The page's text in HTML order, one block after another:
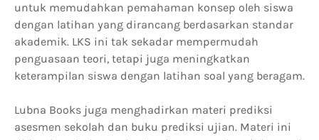
untuk memudahkan pemahaman konsep oleh siswa
dengan latihan yang dirancang berdasarkan standar
akademik. LKS ini tak sekadar mempermudah
penguasaan teori, tetapi juga meningkatkan
keterampilan siswa dengan latihan soal yang beragam.
Lubna Books juga menghadirkan materi prediksi
asesmen sekolah dan buku prediksi ujian. Materi ini